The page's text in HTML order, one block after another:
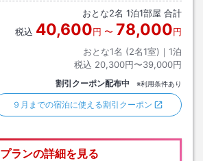
おとな2名 1泊1部屋 合計
税込 40,600円 〜 78,000円
おとな1名 (2名1室)｜ 1泊
税込 20,300円〜39,000円
割引クーポン配布中 ※利用条件あり
９月までの宿泊に使える割引クーポン
プランの詳細を見る